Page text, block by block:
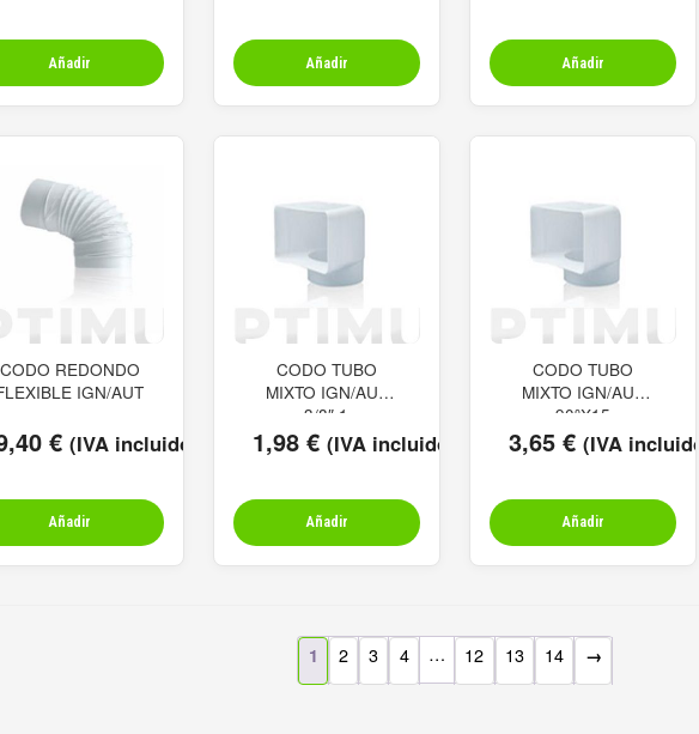
Añadir Añadir Añadir
CODO REDONDO
IGN/AUT
€ (IVA incluido)
Añadir
CODO TUBO
MIXTO IGN/AUT
3/8″ 1
1,98 € (IVA incluido)
Añadir
CODO TUBO
MIXTO IGN/AUT
90ºX15
3,65 € (IVA incluido)
Añadir
1 2 3 4 … 12 13 14 →